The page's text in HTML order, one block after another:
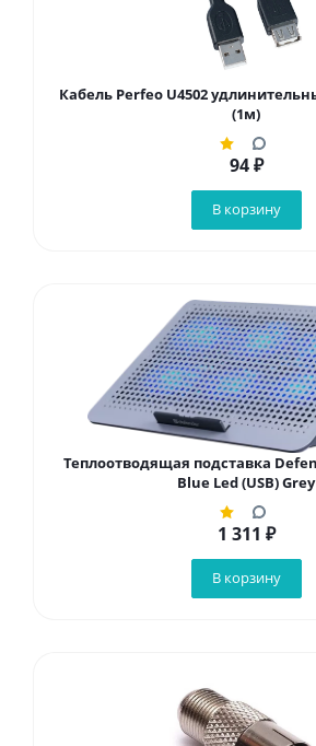
Кабель Perfeo U4502
(1м)
94₽
В корзину
Теплоотводящая подставка
Blue Led (USB) Grey
1 311 ₽
В корзину